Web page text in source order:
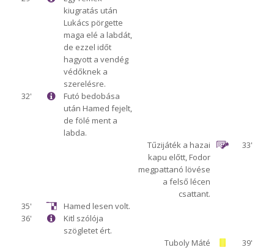
kiugratás után
Lukács pörgette
maga elé a labdát,
de ezzel időt
hagyott a vendég
védőknek a
szerelésre.
32'
Futó bedobása
után Hamed fejelt,
de fölé ment a
labda.
33'
Tűzijáték a hazai
kapu előtt, Fodor
megpattanó lövése
a felső lécen
csattant.
35'
Hamed lesen volt.
36'
Kitl szólója
szögletet ért.
39'
Tuboly Máté